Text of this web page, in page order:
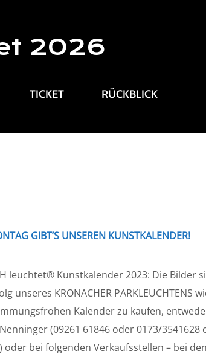
2026
TICKET RÜCKBLICK
GIBT’S UNSEREN KUNSTKALENDER!
leuchtet® Kunstkalender 2023: Die Bilder
unseres KRONACHER PARKLEUCHTENS
Kalender zu kaufen,
(09261 61846 oder 0173/3541628
oder bei folgenden Verkaufsstellen – bei